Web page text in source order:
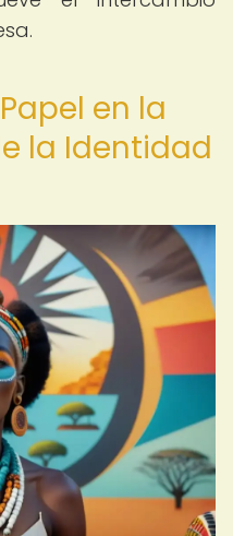
en la
la Identidad